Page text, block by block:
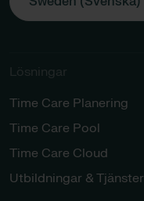
Lösningar​​
Time Care Planering
Time Care Pool
Time Care Cloud
Utbildningar & Tjänster​